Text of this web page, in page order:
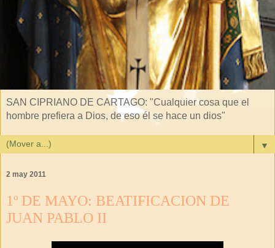
SAN CIPRIANO DE CARTAGO: "Cualquier cosa que el
hombre prefiera a Dios, de eso él se hace un dios"
▼
2 may 2011
1º DE MAYO: BEATIFICACION DE
JUAN PABLO II